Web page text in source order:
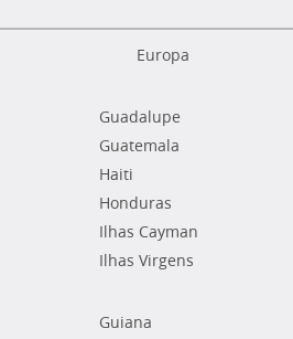
Europa
Guadalupe
Guatemala
Haiti
Honduras
Ilhas Cayman
Ilhas Virgens
Guiana